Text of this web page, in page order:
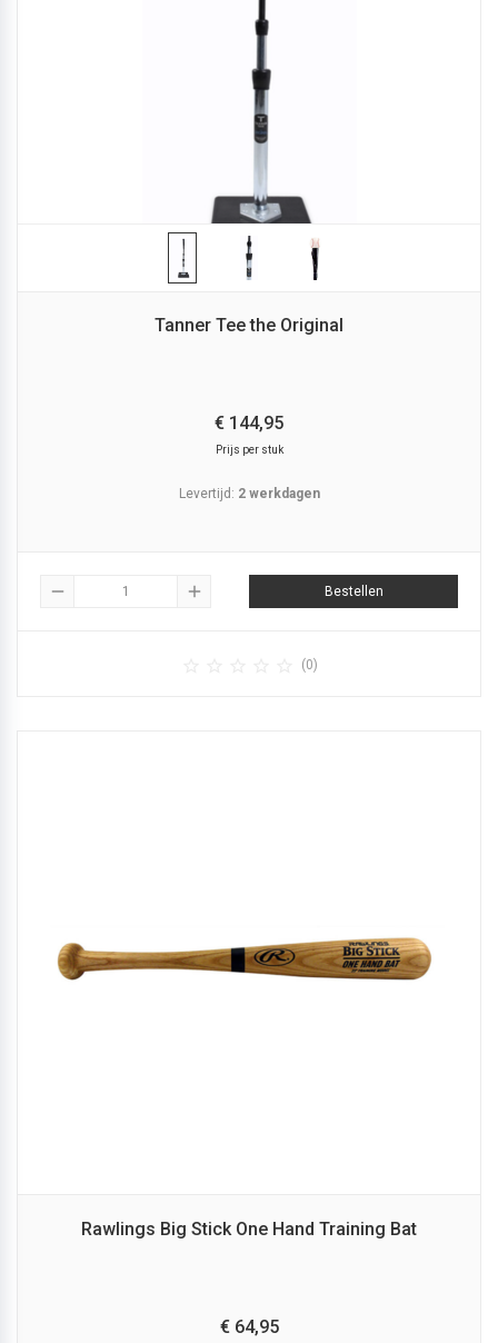
Tanner Tee the Original
€ 144,95
Prijs per stuk
Levertijd: 2 werkdagen
remove add Bestellen
(0)
Rawlings Big Stick One Hand Training Bat
€ 64,95